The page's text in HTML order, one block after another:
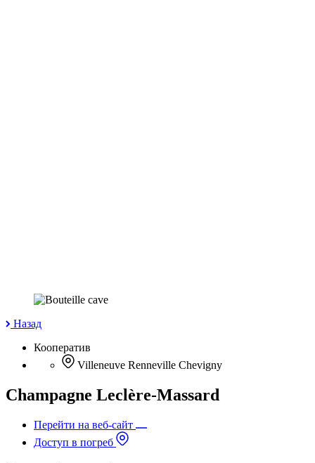
Назад
Кооператив
Villeneuve Renneville Chevigny
Champagne Leclère-Massard
Перейти на веб-сайт
Доступ в погреб